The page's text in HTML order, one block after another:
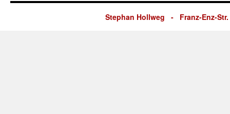
Stephan Hollweg - Franz-Enz-